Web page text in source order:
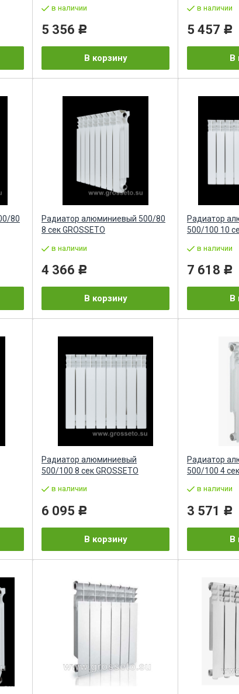
в наличии
5 356 Р
В корзину
в наличии
5 457 Р
В
80
Радиатор алюминиевый 500/80
8 сек GROSSETO
в наличии
4 366 Р
В корзину
Радиатор
500/100 10
в наличии
7 618 Р
В
Радиатор алюминиевый
500/100 8 сек GROSSETO
в наличии
6 095 Р
В корзину
Радиатор
500/100 4
в наличии
3 571 Р
В